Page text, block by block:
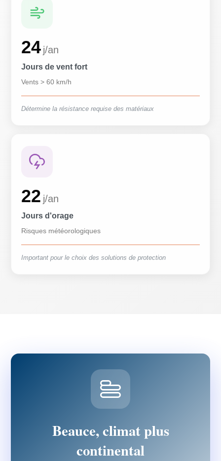
24 j/an
Jours de vent fort
Vents > 60 km/h
Détermine la résistance requise des matériaux
22 j/an
Jours d'orage
Risques météorologiques
Important pour le choix des solutions de protection
Beauce, climat plus
continental